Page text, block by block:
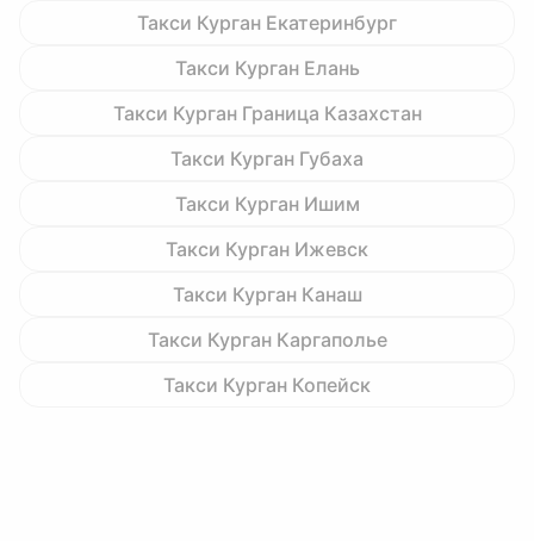
Такси Курган Екатеринбург
Такси Курган Елань
Такси Курган Граница Казахстан
Такси Курган Губаха
Такси Курган Ишим
Такси Курган Ижевск
Такси Курган Канаш
Такси Курган Каргаполье
Такси Курган Копейск